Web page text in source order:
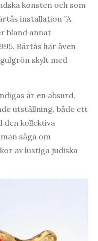
konsten och som
installation ”A
bland annat
Bärtås har även
skylt med
är en absurd,
utställning, både ett
den kollektiva
säga om
av lustiga judiska